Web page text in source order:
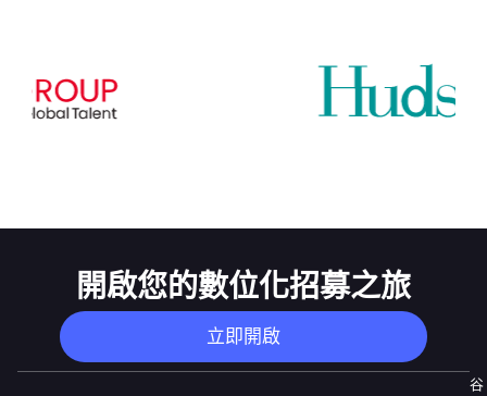
立即開啟
開啟您的數位化招募之旅
谷